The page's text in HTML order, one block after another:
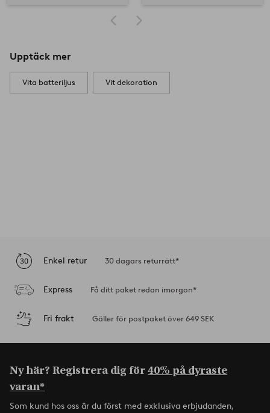
Upptäck mer
Vita batteriljus Vit dekoration
Enkel retur 30 dagars returrätt*
Express Få ditt paket redan imorgon*
Fri frakt Gäller för postpaket över 649 SEK
Ny här? Registrera dig för40% på dyraste
varan*
Som kund hos oss är du först med exklusiva erbjudanden,